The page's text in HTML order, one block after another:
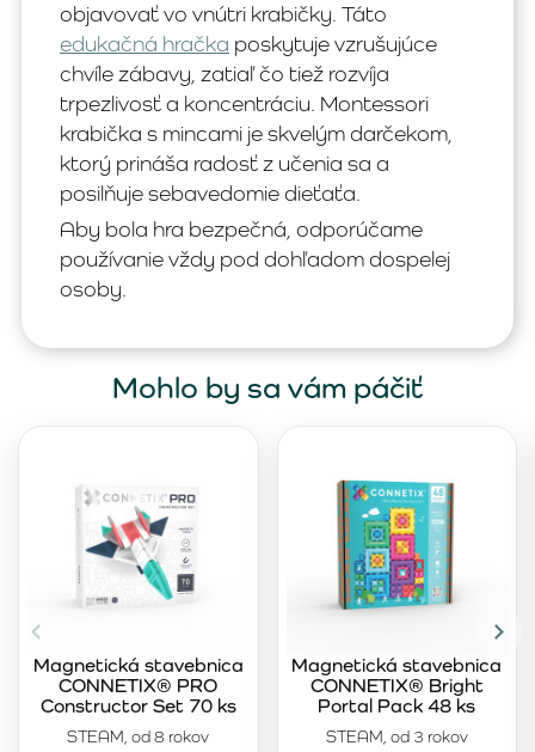
objavovať vo vnútri krabičky. Táto
edukačná hračka poskytuje vzrušujúce
chvíle zábavy, zatiaľ čo tiež rozvíja
trpezlivosť a koncentráciu. Montessori
krabička s mincami je skvelým darčekom,
ktorý prináša radosť z učenia sa a
posilňuje sebavedomie dieťaťa.
Aby bola hra bezpečná, odporúčame
používanie vždy pod dohľadom dospelej
osoby.
Mohlo by sa vám páčiť
STEAM, od 8 rokov
Magnetická stavebnica
CONNETIX® PRO
Constructor Set 70 ks
STEAM, od 3 rokov
Magnetická stavebnica
CONNETIX® Bright
Portal Pack 48 ks